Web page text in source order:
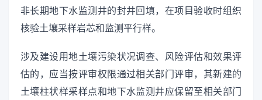
非长期地下水监测井的封井回填，在项目验收时组织
核验土壤采样岩芯和监测平行样。
涉及建设用地土壤污染状况调查、风险评估和效果评
估的，应当按评审权限通过相关部门评审，其新建的
土壤柱状样采样点和地下水监测井应保留至相关部门